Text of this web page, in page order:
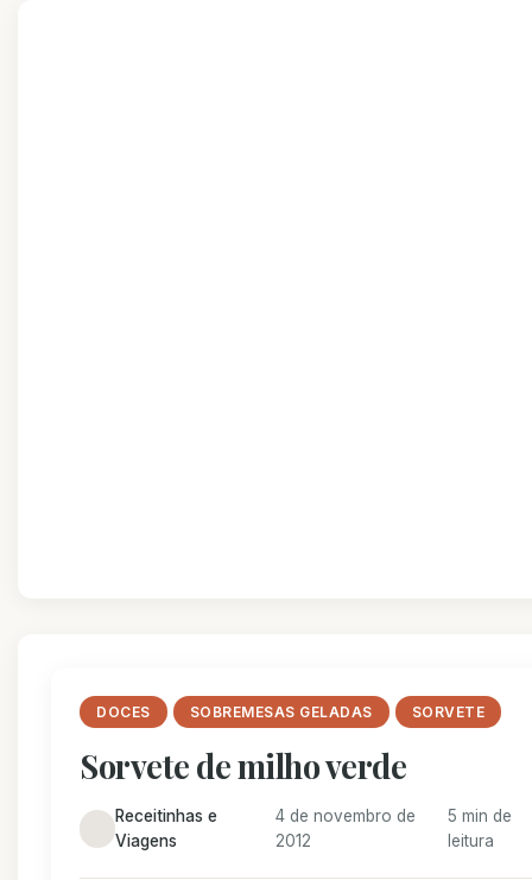
DOCES SOBREMESAS GELADAS SORVETE
Sorvete de milho verde
Receitinhas e
Viagens
4 de novembro de
2012
5 min de
leitura